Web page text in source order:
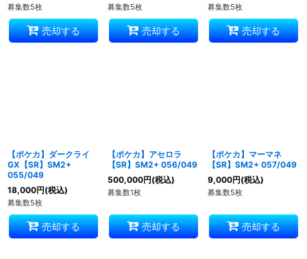
募集数5枚
売却する
募集数5枚
売却する
募集数5枚
売却する
【ポケカ】ダークライ
GX【SR】SM2+
055/049
18,000円(税込)
募集数5枚
売却する
【ポケカ】アセロラ
【SR】SM2+ 056/049
500,000円(税込)
募集数1枚
売却する
【ポケカ】マーマネ
【SR】SM2+ 057/049
9,000円(税込)
募集数5枚
売却する